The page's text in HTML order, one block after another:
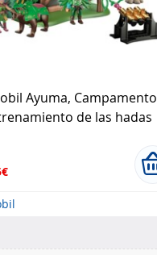
Ayuma, Campamento
de las hadas